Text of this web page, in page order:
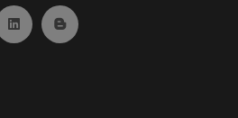
(abre en ventana nueva)
Ir a Linkedin (abre en ventana nueva)
Ir al Blog (abre en ventana
(abre en ventana nueva)